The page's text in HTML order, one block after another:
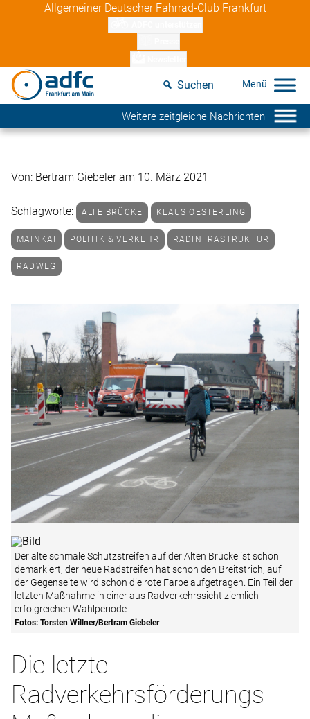
Allgemeiner Deutscher Fahrrad-Club Frankfurt
Suchen
Weitere zeitgleiche Nachrichten
Von: Bertram Giebeler am 10. März 2021
Schlagworte: ALTE BRÜCKE KLAUS OESTERLING
MAINKAI POLITIK & VERKEHR RADINFRASTRUKTUR
RADWEG
Der alte schmale Schutzstreifen auf der Alten Brücke ist schon
demarkiert, der neue Radstreifen hat schon den Breitstrich, auf
der Gegenseite wird schon die rote Farbe aufgetragen. Ein Teil der
letzten Maßnahme in einer aus Radverkehrssicht ziemlich
erfolgreichen Wahlperiode
Fotos: Torsten Willner/Bertram Giebeler
Die letzte
Radverkehrsförderungs-